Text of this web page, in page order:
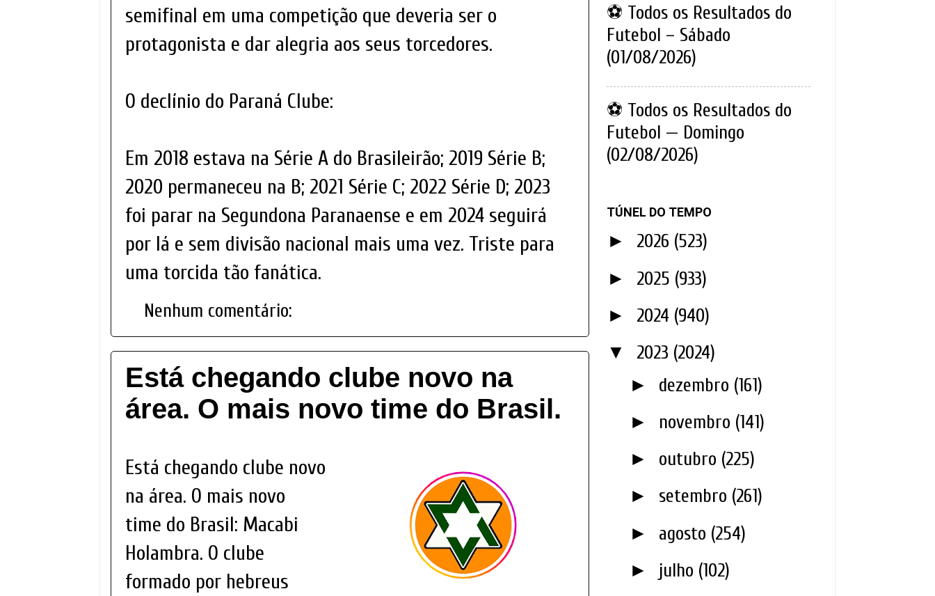
semifinal em uma competição que deveria ser o
protagonista e dar alegria aos seus torcedores.
O declínio do Paraná Clube:
Em 2018 estava na Série A do Brasileirão; 2019 Série B;
2020 permaneceu na B; 2021 Série C; 2022 Série D; 2023
foi parar na Segundona Paranaense e em 2024 seguirá
por lá e sem divisão nacional mais uma vez. Triste para
uma torcida tão fanática.
Nenhum comentário:
Está chegando clube novo na
área. O mais novo time do Brasil.
Está chegando clube novo
na área. O mais novo
time do Brasil: Macabi
Holambra. O clube
formado por hebreus
⚽ Todos os Resultados do
Futebol – Sábado
(01/08/2026)
⚽ Todos os Resultados do
Futebol — Domingo
(02/08/2026)
TÚNEL DO TEMPO
► 2026 (523)
► 2025 (933)
► 2024 (940)
▼ 2023 (2024)
► dezembro (161)
► novembro (141)
► outubro (225)
► setembro (261)
► agosto (254)
► julho (102)